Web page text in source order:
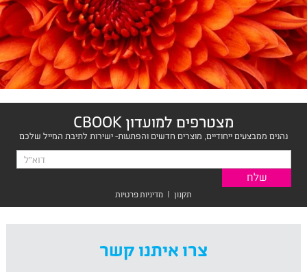
מצטרפים למועדון CBOOK
נהנים ממבצעים ייחודיים, מוצרים חדשים והפתעות- ישירות לתיבת המייל שלכם
תקנון | מדיניות פרטיות
צרו איתנו קשר